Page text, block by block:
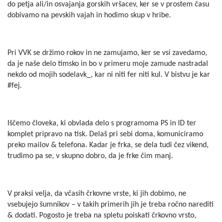
do petja ali/in osvajanja gorskih vršacev, ker se v prostem času
dobivamo na pevskih vajah in hodimo skup v hribe.
Pri VVK se držimo rokov in ne zamujamo, ker se vsi zavedamo,
da je naše delo timsko in bo v primeru moje zamude nastradal
nekdo od mojih sodelavk_, kar ni niti fer niti kul. V bistvu je kar
#fej.
Iščemo človeka, ki obvlada delo s programoma PS in ID ter
komplet pripravo na tisk. Delaš pri sebi doma, komuniciramo
preko mailov & telefona. Kadar je frka, se dela tudi čez vikend,
trudimo pa se, v skupno dobro, da je frke čim manj.
V praksi velja, da včasih črkovne vrste, ki jih dobimo, ne
vsebujejo šumnikov – v takih primerih jih je treba ročno narediti
& dodati. Pogosto je treba na spletu poiskati črkovno vrsto,